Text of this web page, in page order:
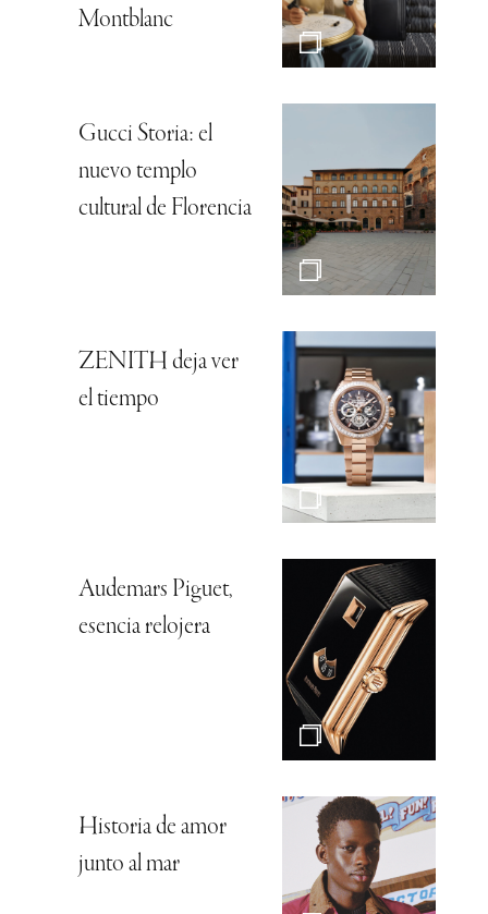
Montblanc
Gucci Storia: el
nuevo templo
cultural de Florencia
ZENITH deja ver
el tiempo
Audemars Piguet,
esencia relojera
Historia de amor
junto al mar